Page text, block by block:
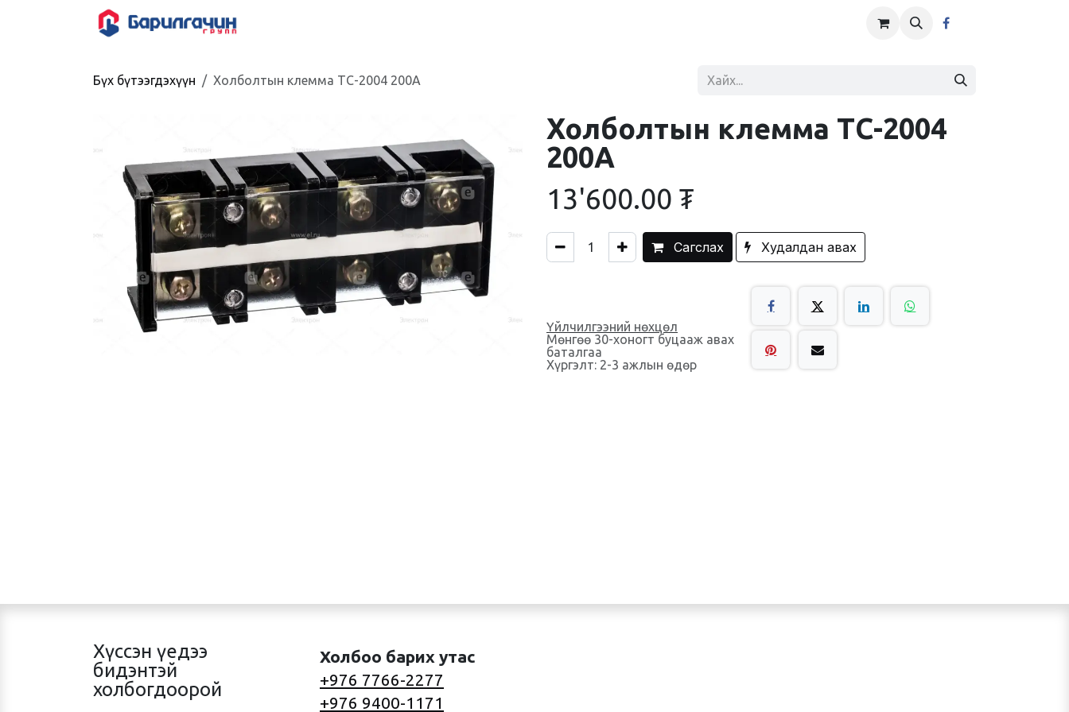
Бүх бүтээгдэхүүн Холболтын клемма ТС-2004 200А
Холболтын клемма ТС-2004
200А
13'600.00 ₮
Сагслах Худалдан авах
Үйлчилгээний нөхцөл
Мөнгөө 30-хоногт буцааж авах
баталгаа
Хүргэлт: 2-3 ажлын өдөр
Хүссэн үедээ
бидэнтэй
холбогдоорой
Холбоо барих утас
+976 7766-2277
+976 9400-1171